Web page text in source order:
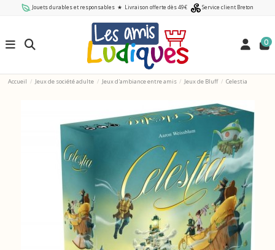
Jouets durables et responsables ★ Livraison offerte dès 49€ Service client Breton
0
Accueil Jeux de société adulte Jeux d'ambiance entre amis Jeux de Bluff Celestia